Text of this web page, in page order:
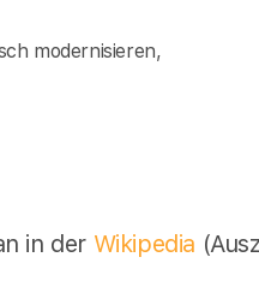
modernisieren,
in der Wikipedia